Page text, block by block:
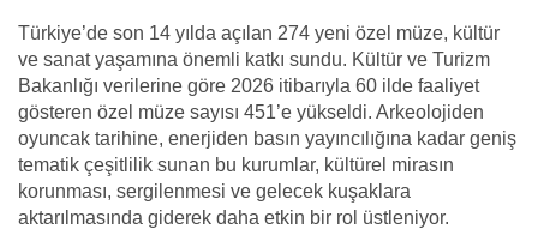
Türkiye’de son 14 yılda açılan 274 yeni özel müze, kültür
ve sanat yaşamına önemli katkı sundu. Kültür ve Turizm
Bakanlığı verilerine göre 2026 itibarıyla 60 ilde faaliyet
gösteren özel müze sayısı 451’e yükseldi. Arkeolojiden
oyuncak tarihine, enerjiden basın yayıncılığına kadar geniş
tematik çeşitlilik sunan bu kurumlar, kültürel mirasın
korunması, sergilenmesi ve gelecek kuşaklara
aktarılmasında giderek daha etkin bir rol üstleniyor.